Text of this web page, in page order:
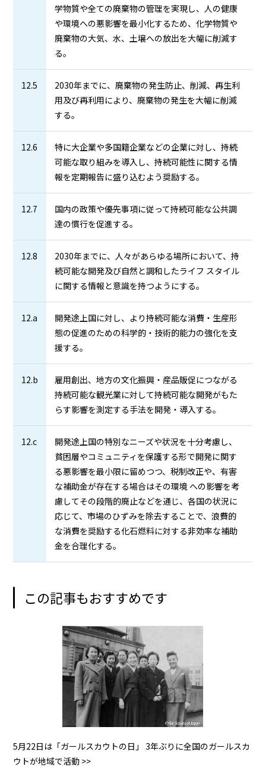
学物質や全ての廃棄物の管理を実現し、人の健康
や環境への悪影響を最小化するため、化学物質や
廃棄物の大気、水、土壌への放出を大幅に削減す
る。
12.5
2030年までに、廃棄物の発生防止、削減、再生利
用及び再利用により、廃棄物の発生を大幅に削減
する。
12.6
特に大企業や多国籍企業などの企業に対し、持続
可能な取り組みを導入し、持続可能性に関する情
報を定期報告に盛り込むよう奨励する。
12.7
国内の政策や優先事項に従って持続可能な公共調
達の慣行を促進する。
12.8
2030年までに、人々があらゆる場所において、持
続可能な開発及び自然と調和したライフ スタイル
に関する情報と意識を持つようにする。
12.a
開発途上国に対し、より持続可能な消費・生産形
態の促進のための科学的・技術的能力の強化を支
援する。
12.b
雇用創出、地方の文化振興・産品販促につながる
持続可能な観光業に対して持続可能な開発がもた
らす影響を測定する手法を開発・導入する。
12.c
開発途上国の特別なニーズや状況を十分考慮し、
貧困層やコミュニティを保護する形で開発に関す
る悪影響を最小限に留めつつ、税制改正や、有害
な補助金が存在する場合はその環境 への影響を考
慮してその段階的廃止などを通じ、各国の状況に
応じて、市場のひずみを除去することで、浪費的
な消費を奨励する化石燃料に対する非効率な補助
金を合理化する。
この記事もおすすめです
5月22日は「ガールスカウトの日」 3年ぶりに全国のガールスカ
ウトが地域で活動 >>